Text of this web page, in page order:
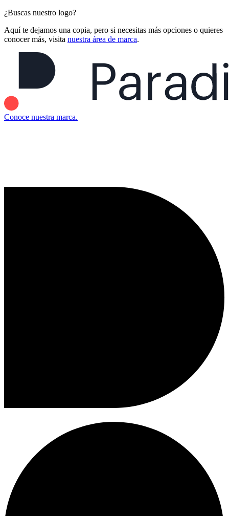
¿Buscas nuestro logo?
Aquí te dejamos una copia, pero si necesitas más opciones o quieres
conocer más, visita nuestra área de marca.
Conoce nuestra marca.